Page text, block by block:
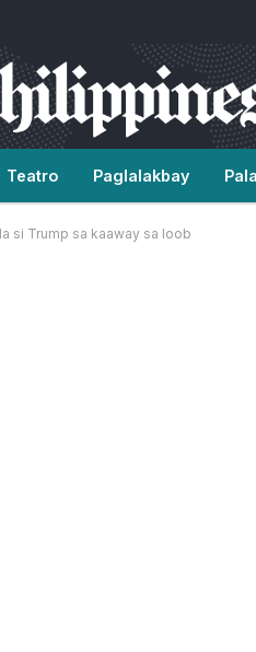
Teatro Paglalakbay
si Trump sa kaaway sa loob